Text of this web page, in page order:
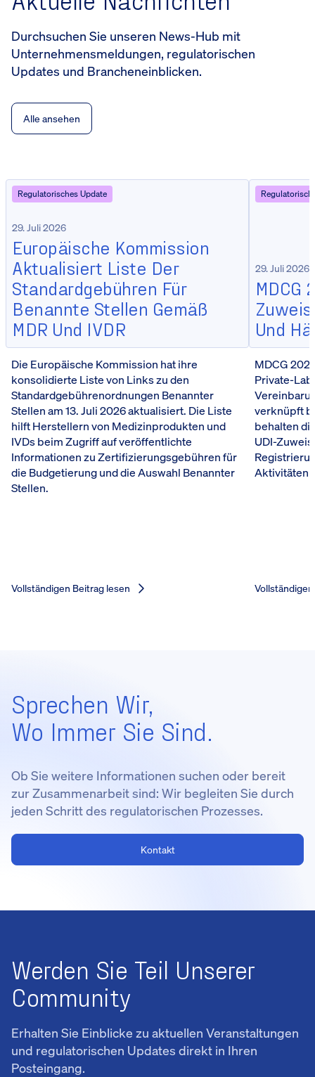
Durchsuchen Sie unseren News-Hub mit
Unternehmensmeldungen, regulatorischen
Updates und Brancheneinblicken.
Alle ansehen
Regulatorisches Update
29. Juli 2026
Europäische Kommission
Aktualisiert Liste Der
Standardgebühren Für
Benannte Stellen Gemäß
MDR Und IVDR
Die Europäische Kommission hat ihre
konsolidierte Liste von Links zu den
Standardgebührenordnungen Benannter
Stellen am 13. Juli 2026 aktualisiert. Die Liste
hilft Herstellern von Medizinprodukten und
IVDs beim Zugriff auf veröffentlichte
Informationen zu Zertifizierungsgebühren für
die Budgetierung und die Auswahl Benannter
Stellen.
Vollständigen Beitrag lesen
29. Juli 2026
MDCG
Und
MDCG
Private-
verknüpft
behalten
UDI-
Aktivitäten
Sprechen Wir,
Wo Immer Sie Sind.
Ob Sie weitere Informationen suchen oder bereit
zur Zusammenarbeit sind: Wir begleiten Sie durch
jeden Schritt des regulatorischen Prozesses.
Kontakt
Werden Sie Teil Unserer
Community
Erhalten Sie Einblicke zu aktuellen Veranstaltungen
und regulatorischen Updates direkt in Ihren
Posteingang.